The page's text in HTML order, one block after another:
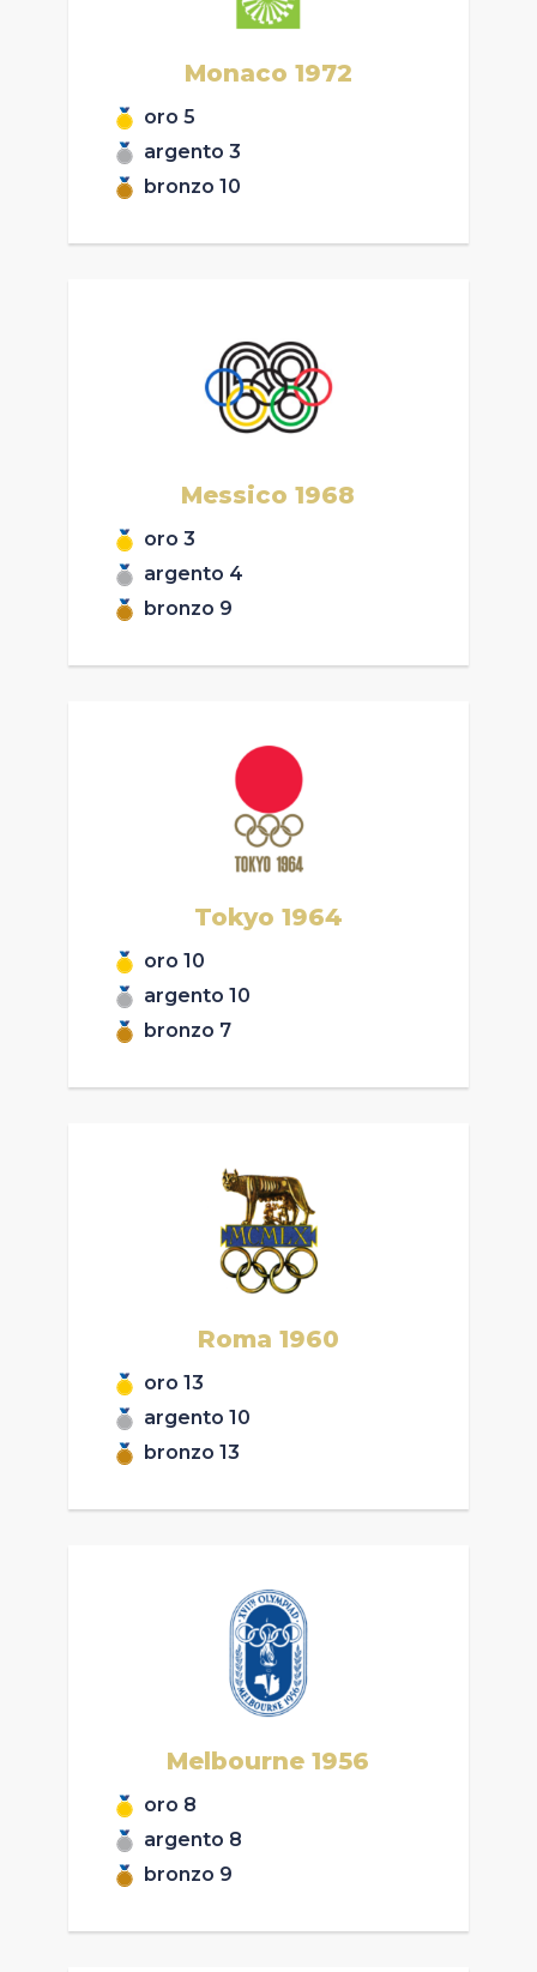
Monaco 1972
oro 5
argento 3
bronzo 10
Messico 1968
oro 3
argento 4
bronzo 9
Tokyo 1964
oro 10
argento 10
bronzo 7
Roma 1960
oro 13
argento 10
bronzo 13
Melbourne 1956
oro 8
argento 8
bronzo 9